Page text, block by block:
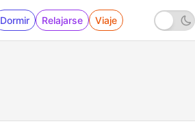
Dormir Relajarse Viaje